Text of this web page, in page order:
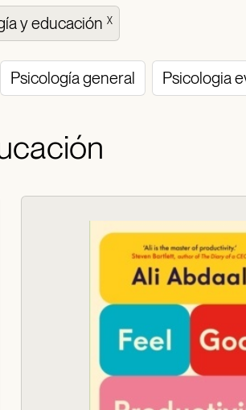
y educación X
Psicología general Psicologia